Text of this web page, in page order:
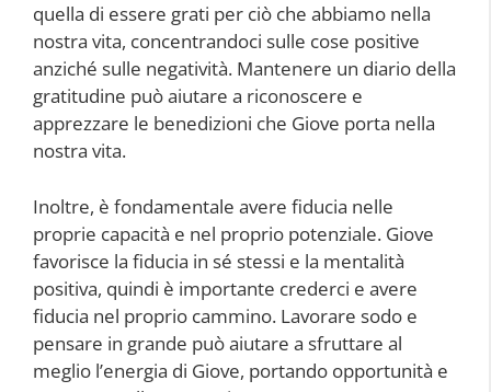
quella di essere grati per ciò che abbiamo nella
nostra vita, concentrandoci sulle cose positive
anziché sulle negatività. Mantenere un diario della
gratitudine può aiutare a riconoscere e
apprezzare le benedizioni che Giove porta nella
nostra vita.
Inoltre, è fondamentale avere fiducia nelle
proprie capacità e nel proprio potenziale. Giove
favorisce la fiducia in sé stessi e la mentalità
positiva, quindi è importante crederci e avere
fiducia nel proprio cammino. Lavorare sodo e
pensare in grande può aiutare a sfruttare al
meglio l’energia di Giove, portando opportunità e